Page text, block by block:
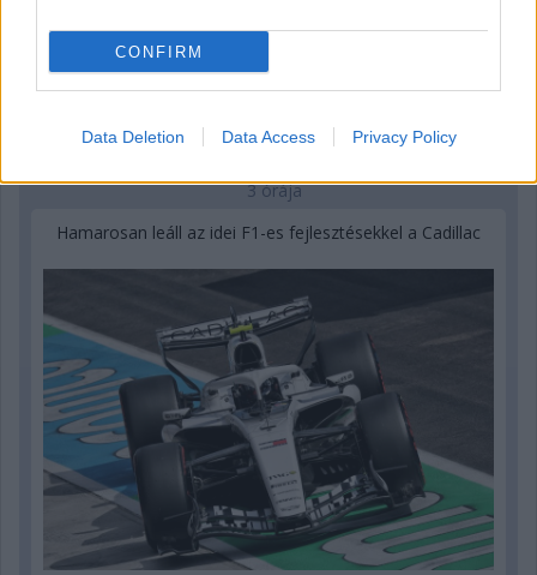
CONFIRM
Data Deletion Data Access Privacy Policy
3 órája
Hamarosan leáll az idei F1-es fejlesztésekkel a Cadillac